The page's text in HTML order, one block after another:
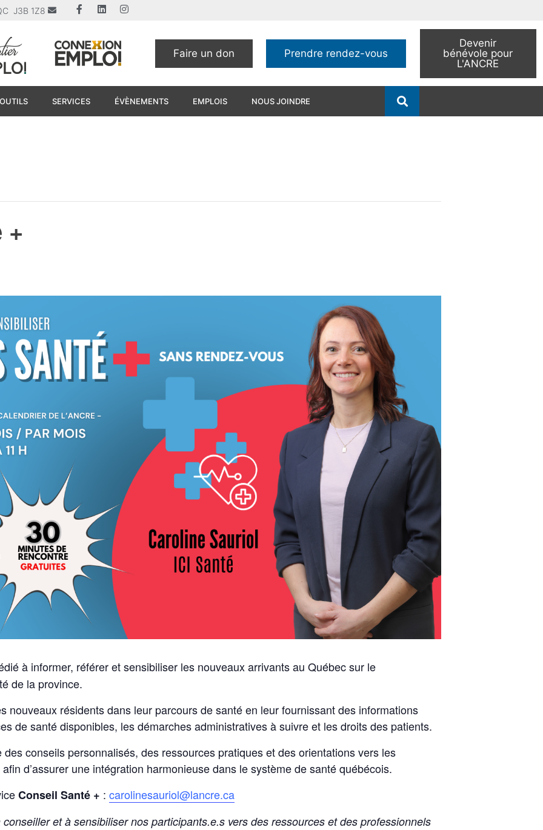
J3B 1Z8
Faire un don Prendre rendez-vous
Devenir
bénévole pour
L'ANCRE
SERVICES ÉVÈNEMENTS EMPLOIS NOUS JOINDRE
+
à informer, référer et sensibiliser les nouveaux arrivants au Québec sur le
de la province.
nouveaux résidents dans leur parcours de santé en leur fournissant des informations
de santé disponibles, les démarches administratives à suivre et les droits des patients.
conseils personnalisés, des ressources pratiques et des orientations vers les
d’assurer une intégration harmonieuse dans le système de santé québécois.
Conseil Santé + : carolinesauriol@lancre.ca
et à sensibiliser nos participants.e.s vers des ressources et des professionnels